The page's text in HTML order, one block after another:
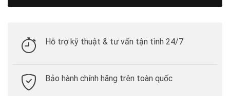
Hỗ trợ kỹ thuật & tư vấn tận tình 24/7
Bảo hành chính hãng trên toàn quốc